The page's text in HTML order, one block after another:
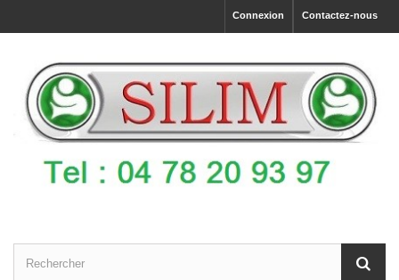
Contactez-nous
Connexion